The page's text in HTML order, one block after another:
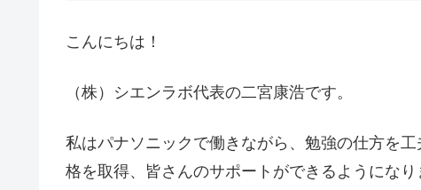
こんにちは！
（株）シエンラボ代表の二宮康浩です。
私はパナソニックで働きながら、勉強の仕方を
格を取得、皆さんのサポートができるようになり